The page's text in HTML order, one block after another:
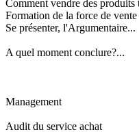
Comment vendre des produits
Formation de la force de
Se présenter, l'Argumentaire...
A quel moment conclure?...
Management
Audit du service achat